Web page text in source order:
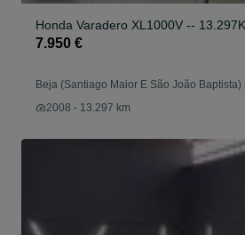
Honda Varadero XL1000V --
7.950 €
Beja (Santiago Maior E São João Baptista)
2008 - 13.297 km